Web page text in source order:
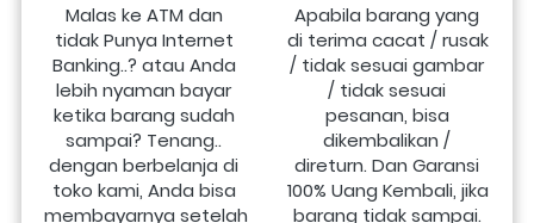
Malas ke ATM dan
tidak Punya Internet
Banking..? atau Anda
lebih nyaman bayar
ketika barang sudah
sampai? Tenang..
dengan berbelanja di
toko kami, Anda bisa
membayarnya setelah
Apabila barang yang
di terima cacat / rusak
/ tidak sesuai gambar
/ tidak sesuai
pesanan, bisa
dikembalikan /
direturn. Dan Garansi
100% Uang Kembali, jika
barang tidak sampai.